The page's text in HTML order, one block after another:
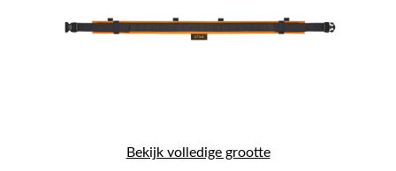
Bekijk volledige grootte